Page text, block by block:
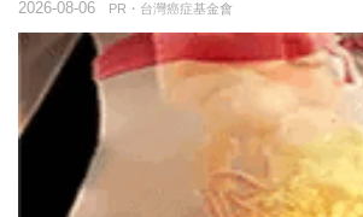
PR・台灣癌症基金會
2026-08-06